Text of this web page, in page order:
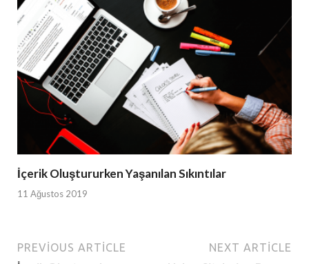
İçerik Oluştururken Yaşanılan Sıkıntılar
11 Ağustos 2019
PREVIOUS ARTICLE NEXT ARTICLE